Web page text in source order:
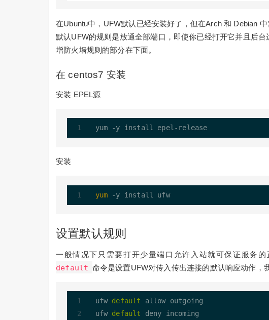
在Ubuntu中，UFW默认已经安装好了，但在Arch 和 Debian 中
默认UFW的规则是放通全部端口，即使你已经打开它并且后
增防火墙规则的部分在下面。
在 centos7 安装
安装 EPEL源
yum -y install epel-
安装
yum -y install ufw
设置默认规则
一般情况下只需要打开少量端口允许入站就可保证服务
default 命令是设置UFW对传入传出连接的默认响应动作，
ufw default allow outgoing
ufw default